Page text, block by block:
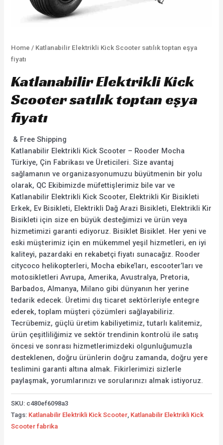
Home / Katlanabilir Elektrikli Kick Scooter satılık toptan eşya
fiyatı
Katlanabilir Elektrikli Kick
Scooter satılık toptan eşya
fiyatı
& Free Shipping
Katlanabilir Elektrikli Kick Scooter – Rooder Mocha
Türkiye, Çin Fabrikası ve Üreticileri. Size avantaj
sağlamanın ve organizasyonumuzu büyütmenin bir yolu
olarak, QC Ekibimizde müfettişlerimiz bile var ve
Katlanabilir Elektrikli Kick Scooter, Elektrikli Kir Bisikleti
Erkek, Ev Bisikleti, Elektrikli Dağ Arazi Bisikleti, Elektrikli Kir
Bisikleti için size en büyük desteğimizi ve ürün veya
hizmetimizi garanti ediyoruz. Bisiklet Bisiklet. Her yeni ve
eski müşterimiz için en mükemmel yeşil hizmetleri, en iyi
kaliteyi, pazardaki en rekabetçi fiyatı sunacağız. Rooder
citycoco helikopterleri, Mocha ebike’ları, escooter’ları ve
motosikletleri Avrupa, Amerika, Avustralya, Pretoria,
Barbados, Almanya, Milano gibi dünyanın her yerine
tedarik edecek. Üretimi dış ticaret sektörleriyle entegre
ederek, toplam müşteri çözümleri sağlayabiliriz.
Tecrübemiz, güçlü üretim kabiliyetimiz, tutarlı kalitemiz,
ürün çeşitliliğimiz ve sektör trendinin kontrolü ile satış
öncesi ve sonrası hizmetlerimizdeki olgunluğumuzla
desteklenen, doğru ürünlerin doğru zamanda, doğru yere
teslimini garanti altına almak. Fikirlerimizi sizlerle
paylaşmak, yorumlarınızı ve sorularınızı almak istiyoruz.
SKU: c480ef6098a3
Tags: Katlanabilir Elektrikli Kick Scooter Katlanabilir Elektrikli Kick
Scooter fabrika